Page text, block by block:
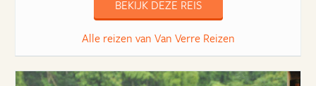
BEKIJK DEZE REIS
Alle reizen van Van Verre Reizen